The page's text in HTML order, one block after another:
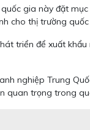
gia này đặt
cho thị trường quốc
triển để xuất
nghiệp Trung
trọng trong